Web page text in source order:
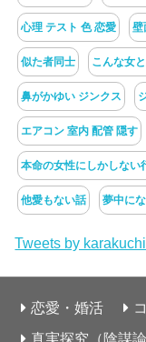
心理 テスト 色 恋愛 壁
似た者同士 こんな女
鼻がかゆい ジンクス
エアコン 室内 配管 隠す
本命の女性にしかしない
他愛もない話 夢中に
Tweets by
恋愛・婚活
真実探究（陰謀論